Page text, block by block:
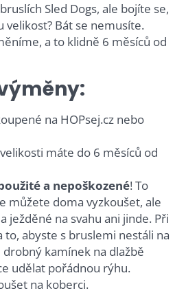
Sled Dogs, ale bojíte se,
velikost? Bát se nemusíte.
a to klidně 6 měsíců od
na HOPsej.cz nebo
máte do 6 měsíců od
a nepoškozené! To
můžete doma vyzkoušet, ale
ježděné na svahu ani jinde. Při
to, abyste s bruslemi nestáli na
kamínek na dlažbě
udělat pořádnou rýhu.
na koberci.